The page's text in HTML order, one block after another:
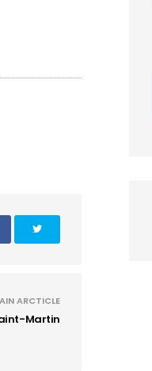
ARCTICLE
Martin